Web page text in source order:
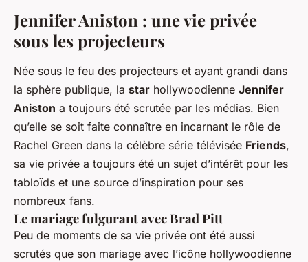
Jennifer Aniston : une vie privée
sous les projecteurs
Née sous le feu des projecteurs et ayant grandi dans
la sphère publique, la star hollywoodienne Jennifer
Aniston a toujours été scrutée par les médias. Bien
qu’elle se soit faite connaître en incarnant le rôle de
Rachel Green dans la célèbre série télévisée Friends,
sa vie privée a toujours été un sujet d’intérêt pour les
tabloïds et une source d’inspiration pour ses
nombreux fans.
Le mariage fulgurant avec Brad Pitt
Peu de moments de sa vie privée ont été aussi
scrutés que son mariage avec l’icône hollywoodienne